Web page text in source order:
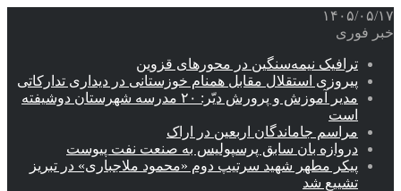
۱۴۰۵/۰۵/۱۷
خبر فوری
ترافیک نیمه‌سنگین در محورهای قزوین
پیروزی استقلال مقابل همنام خوزستانی در دیداری تدارکاتی
مدیر آموزش و پرورش دیّر: ۲۰ مدرسه شهرستان دوشیفته
است
مراسم جاماندگان اربعین در اراک
دروازه بان سابق پرسپولیس به صنعت نفت پیوست
پیکر مطهر شهید سرتیپ دوم «محمود ملاجباری» در تبریز
تشییع شد